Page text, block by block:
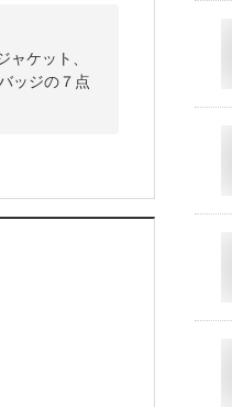
ケット、
ッジの７点